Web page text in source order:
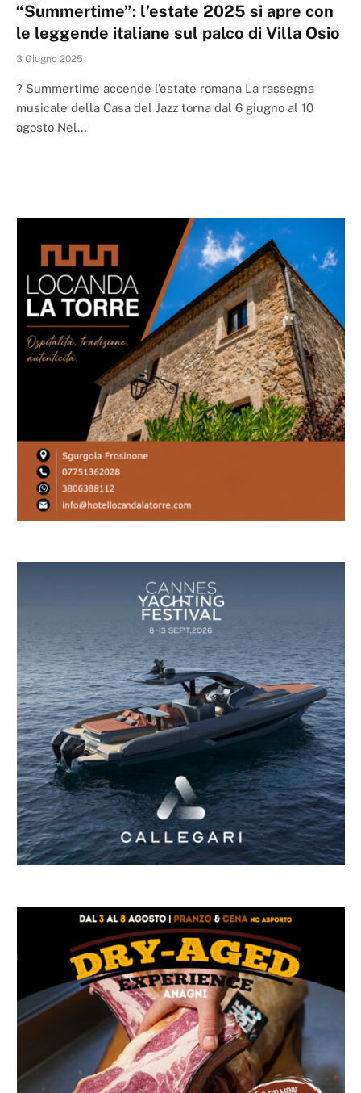
“Summertime”: l’estate 2025 si apre con
le leggende italiane sul palco di Villa Osio
3 Giugno 2025
? Summertime accende l’estate romana La rassegna
musicale della Casa del Jazz torna dal 6 giugno al 10
agosto Nel…